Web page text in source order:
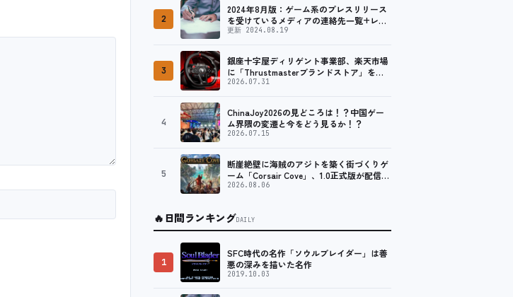
2
2024年8月版：ゲーム系のプレスリリース
を受けているメディアの連絡先一覧+レビ
ュー依頼先一覧
更新 2024.08.19
3
銀座十字屋ディリゲント事業部、楽天市場
に「Thrustmasterブランドストア」をオ
ープン。記念キャンペーンでポイントアッ
2026.07.31
4
ChinaJoy2026の見どころは！？中国ゲー
ム界隈の変遷と今をどう見るか！？
2026.07.15
5
断崖絶壁に海賊のアジトを築く街づくりゲ
ーム「Corsair Cove」、1.0正式版が配信開
始！
2026.08.06
🔥日間ランキングDAILY
1
SFC時代の名作「ソウルブレイダー」は善
悪の深みを描いた名作
2019.10.03